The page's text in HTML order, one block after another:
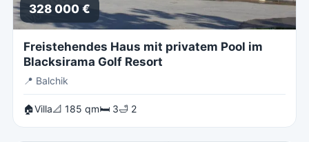
328 000 €
Freistehendes Haus mit privatem Pool im
Blacksirama Golf Resort
📍 Balchik
🏠Villa📐 185 qm🛏 3🛁 2